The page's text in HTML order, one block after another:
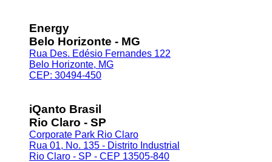
Energy
Belo Horizonte - MG
Rua Des. Edésio Fernandes 122
Belo Horizonte, MG
CEP: 30494-450
iQanto Brasil
Rio Claro - SP
Corporate Park Rio Claro
Rua 01, No. 135 - Distrito Industrial
Rio Claro - SP - CEP 13505-840